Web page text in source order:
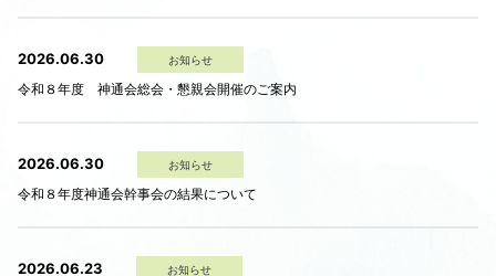
2026.06.30 お知らせ
令和８年度 神通会総会・懇親会開催のご案内
2026.06.30 お知らせ
令和８年度神通会幹事会の結果について
2026.06.23 お知らせ